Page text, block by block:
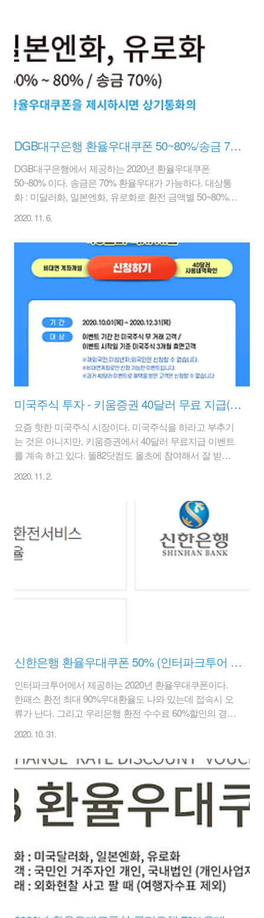
있습니다. 저희 은행에서 외국통화를 사고 파실 때 환전수
수료의 30%를 우대받으실 수 있습니다. 미화 500불 상당
액 이상 환전시 해외여행자보험 무료가입 혜택을 추가로
받으실 수 있습니다. - 본 환율우대쿠폰을..
DGB대구은행 환율우대쿠폰 50~80%/송금 70% 2020년 12월 31일까지
DGB대구은행에서 제공하는 2020년 환율우대쿠폰
50~80% 이다. 송금은 70% 환율우대가 가능하다. 대상통
화 : 미달러화, 일본엔화, 유로화로 환전 금액별 50~80%
지 않다. 본 쿠폰은 개인고객(법인 제외)에 한하며 1인당 1
회 사용가능하며, 다른 우대서비스와 중복 사용 불가하다.
대상통화 및 우대환율은 은행 사정상 변경 될 있다. 유효
기간은 2020년 12월 31일까지이다. 1. 아래 링크를 클릭하
면 간단히 연락처와 이름을 입력하고 [신청]을 누르면 된
다. dbg대구은행 환율우대쿠폰 50~80% 다운받기 링크 2.
가 나온다. 달러 환율 하락으로 달러를 좀 더 싸게 사거나
팔려는 ..
2020. 11. 6.
미국주식 투자 - 키움증권 40달러 무료 지급(~2020.12.31까지) - 비대면계좌/무거래고객
요즘 핫한 미국주식 시장이다. 미국주식을 하라고 부추기
는 것은 아니지만, 키움증권에서 40달러 무료지급 이벤트
를 계속 하고 있다. 똘82닷컴도 올초에 참여해서 잘 받았
무튼 한번 40달러를 받은 사람은 할 수 없다. 해외 주식 수
수료로 짭짭하게 재미를 보니까 증권사들도 이벤트성 금
액을 뿌리는 듯 하다. 단타성으로 치고 빠지면 3만원 정도
는 차익을 볼 것 같으나, 계속 투자를 하려는 사람도 괜찮
은 이벤트이다. 아래 링크를 클릭하면 키움증권 홈페이지
로 연결되어 상세 내용 확인이 가능하다.
2020. 11. 2.
신한은행 환율우대쿠폰 50% (인터파크투어 제공)
인터파크투어에서 제공하는 2020년 환율우대쿠폰이다.
한패스 환전 최대 90%우대환율도 나와 있는데 접속시 오
류가 난다. 그리고 우리은행 환전 수수료 60%할인의 경우
크투어 제공 환율우대쿠폰 다운받기 바로가기는 아래 링
크를 클릭 tour.interpark.com/EasyPack/main 1. 신한은행
환전수수료 50%할인권 - usd, jpy, eur에 해당되면 기타통
화는 30% 우대쿠폰 - 신한은행 전 영업점(공항환전소 제
외)에서 사용이 가능 - 우대율 및 대상토화는 은행사정에
따라 다소 조정(제한) 될 수 있습니다. - 유효기간은 별도로
표기되어 있지 않다. 2. 우리은행 환율우대쿠폰 60% usd,
2020. 10. 31.